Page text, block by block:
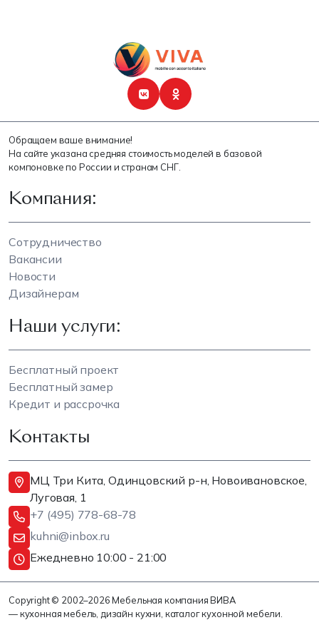
Обращаем ваше внимание!
На сайте указана средняя стоимость моделей в базовой
компоновке по России и странам СНГ.
Компания:
Сотрудничество
Вакансии
Новости
Дизайнерам
Наши услуги:
Бесплатный проект
Бесплатный замер
Кредит и рассрочка
Контакты
МЦ Три Кита, Одинцовский р-н, Новоивановское,
Луговая, 1
+7 (495) 778-68-78
kuhni@inbox.ru
Ежедневно 10:00 - 21:00
Copyright © 2002–2026 Мебельная компания ВИВА
— кухонная мебель, дизайн кухни, каталог кухонной мебели.